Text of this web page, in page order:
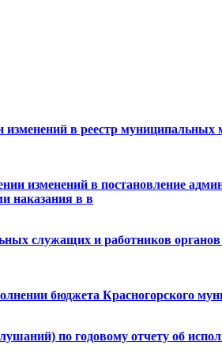
изменений в реестр
изменений в постановление
наказания в в
служащих и работников органов
бюджета Красногорского
по годовому отчету об